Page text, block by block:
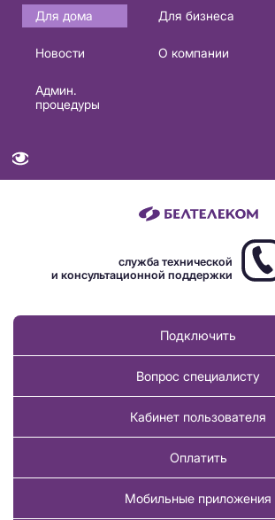
Основная
навигация
Для дома Для бизнеса
Новости
О компании
Админ.
процедуры
служба технической
и консультационной поддержки
Подключить
Вопрос специалисту
Кабинет пользователя
Оплатить
Мобильные приложения